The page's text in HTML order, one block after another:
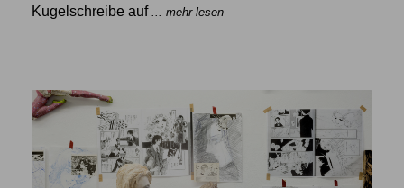
Kugelschreibe auf
... mehr lesen